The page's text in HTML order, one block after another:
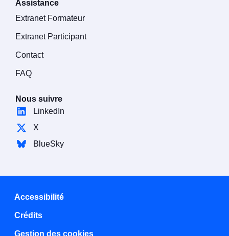
Assistance
Extranet Formateur
Extranet Participant
Contact
FAQ
Nous suivre
LinkedIn
X
BlueSky
Accessibilité
Crédits
Gestion des cookies